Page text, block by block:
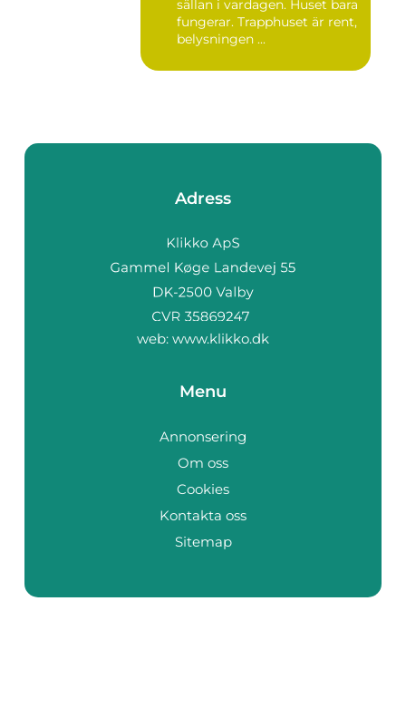
sällan i vardagen. Huset bara
fungerar. Trapphuset är rent,
belysningen ...
Adress
web: www.klikko.dk
Menu
Annonsering
Om oss
Cookies
Kontakta oss
Sitemap